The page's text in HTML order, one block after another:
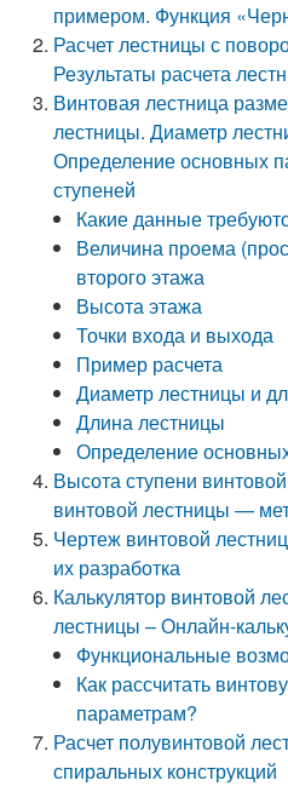
примером. Функция
Расчет лестницы с
Результаты расчета
Винтовая лестница
лестницы. Диаметр
Определение основных
ступеней
Какие данные
Величина проема
второго этажа
Высота этажа
Точки входа и выхода
Пример расчета
Диаметр лестницы и
Длина лестницы
Определение
Высота ступени
винтовой лестницы —
Чертеж винтовой
их разработка
Калькулятор винтовой
лестницы – Онлайн-
Функциональные
Как рассчитать
параметрам?
Расчет полувинтовой
спиральных конструкций